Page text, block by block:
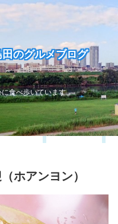
のグルメブログ
に食べ歩いています
ホアンヨン）